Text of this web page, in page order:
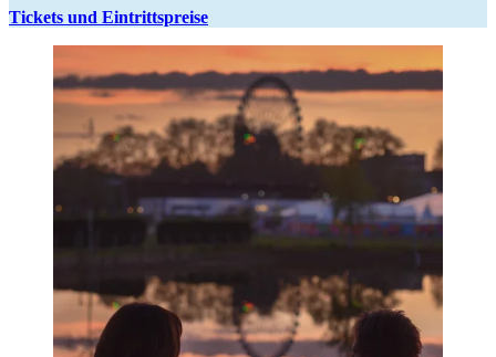
Tickets und Eintrittspreise